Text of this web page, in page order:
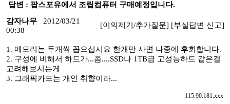
답변 : 팝스포유에서 조립컴퓨터 구매예정입니다.
감자나무
2012/03/21
00:38
[이의제기/추가질문] [부실답변 신고]
1. 메모리는 두개씩 꼽으십시요 한개만 사면 나중에 후회합니다.
2. 구성에 비해서 하드가...좀....SSD나 1TB급 고성능하드 같은걸
고려해보시는게
3. 그래픽카드는 개인 취향이라...
115.90.181.xxx